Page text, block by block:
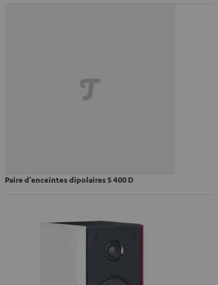
Paire d'enceintes dipolaires S 400 D